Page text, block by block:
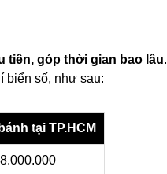
tiền, góp thời gian bao lâu.
biển số, như sau:
tại TP.HCM